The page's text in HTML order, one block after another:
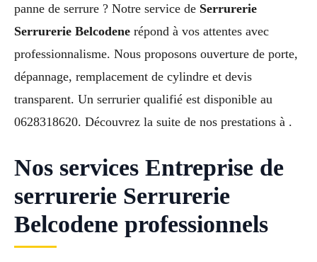
panne de serrure ? Notre service de Serrurerie
Serrurerie Belcodene répond à vos attentes avec
professionnalisme. Nous proposons ouverture de porte,
dépannage, remplacement de cylindre et devis
transparent. Un serrurier qualifié est disponible au
0628318620. Découvrez la suite de nos prestations à .
Nos services Entreprise de
serrurerie Serrurerie
Belcodene professionnels